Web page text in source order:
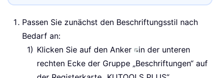
Passen Sie zunächst den Beschriftungsstil nach
Bedarf an:
Klicken Sie auf den Anker
in der unteren
rechten Ecke der Gruppe „Beschriftungen“ auf